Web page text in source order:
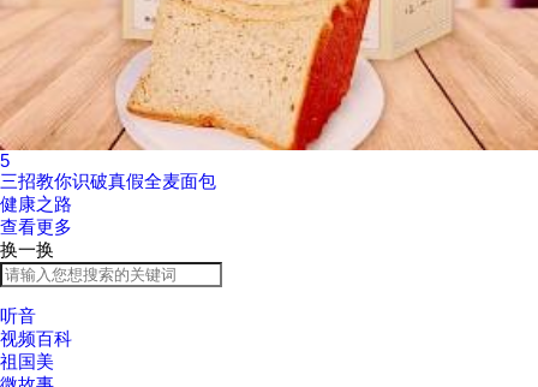
5
三招教你识破真假全麦面包
健康之路
查看更多
换一换
听音
视频百科
祖国美